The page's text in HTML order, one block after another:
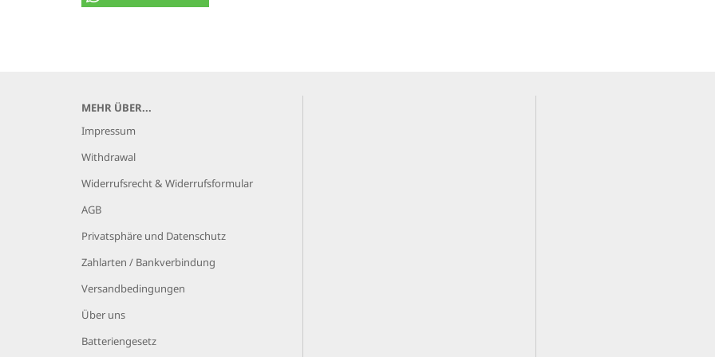
MEHR ÜBER...
Impressum
Withdrawal
Widerrufsrecht & Widerrufsformular
AGB
Privatsphäre und Datenschutz
Zahlarten / Bankverbindung
Versandbedingungen
Über uns
Batteriengesetz